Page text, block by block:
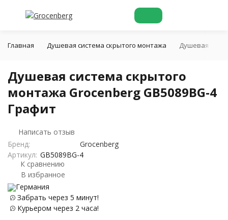
Главная Душевая система скрытого монтажа Душевая
Душевая система скрытого
монтажа Grocenberg GB5089BG-4
Графит
Написать отзыв
Бренд:
Grocenberg
Артикул: GB5089BG-4
К сравнению
В избранное
Германия
Забрать через 5 минут!
Курьером через 2 часа!